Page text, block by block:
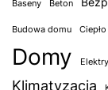
Baseny Beton
Budowa domu Ciepło
Domy
Klimatyzacja